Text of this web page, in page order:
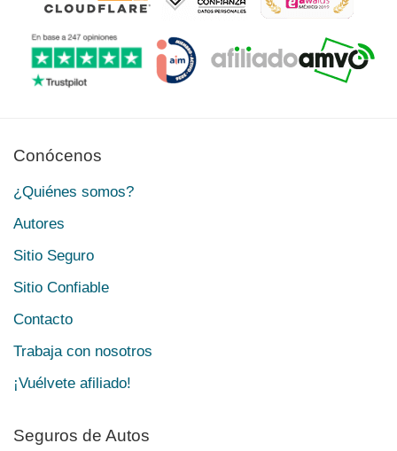
Conócenos
¿Quiénes somos?
Autores
Sitio Seguro
Sitio Confiable
Contacto
Trabaja con nosotros
¡Vuélvete afiliado!
Seguros de Autos